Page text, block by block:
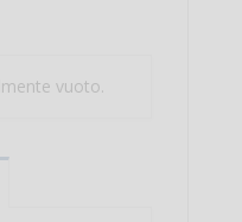
vuoto.